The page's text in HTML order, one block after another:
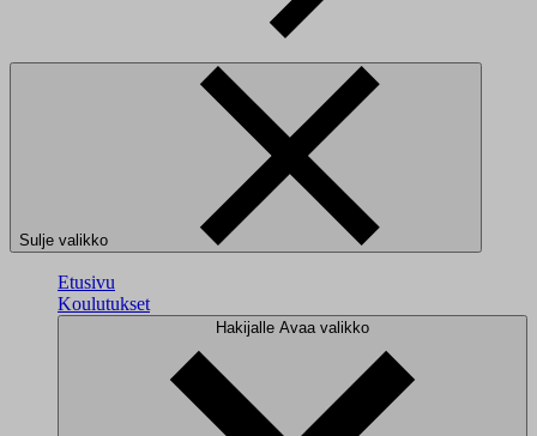
Sulje valikko
Etusivu
Koulutukset
Hakijalle Avaa valikko